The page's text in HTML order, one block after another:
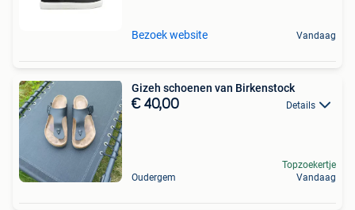
Bezoek website Vandaag
Gizeh schoenen van Birkenstock
€ 40,00 Details
Oudergem
Topzoekertje
Vandaag